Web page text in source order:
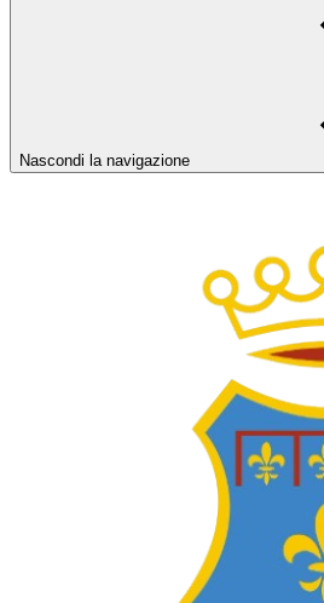
Nascondi la navigazione